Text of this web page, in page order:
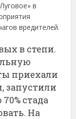
в
вредителей.
в степи.
приехали
запустили
стада
На